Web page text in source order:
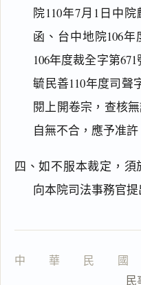
院110年7月1日中
函、台中地院106
106年度裁全字第
毓民善110年度司聲
閱上開卷宗，查核
自無不合，應予准許
四、如不服本裁定，
向本院司法事務官提
中　　華　　民　　國